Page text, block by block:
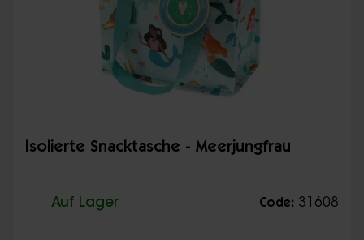
Isolierte Snacktasche - Meerjungfrau
Auf Lager Code: 31608